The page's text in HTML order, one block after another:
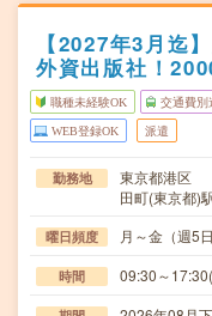
【2027年3月迄
外資出版社！
職種未経験OK 交通費別
WEB登録OK 派遣
勤務地
東京都港区
田町(東京都)
曜日頻度 月～金（週5
時間 09:30～